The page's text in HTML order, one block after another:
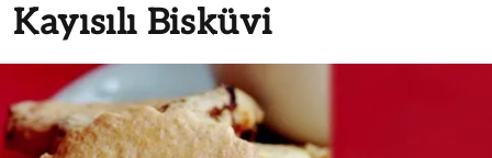
Kayısılı Bisküvi